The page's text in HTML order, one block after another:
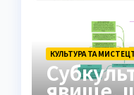
КУЛЬТУРА ТА